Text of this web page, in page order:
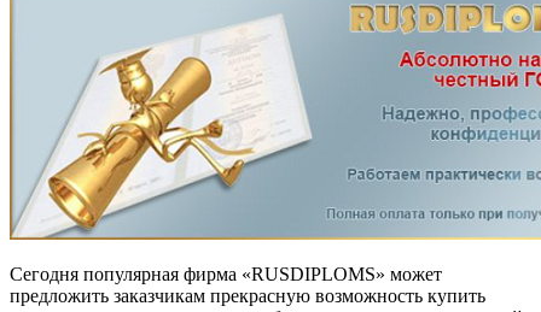
Сегодня популярная фирма «RUSDIPLOMS» может
предложить заказчикам прекрасную возможность купить